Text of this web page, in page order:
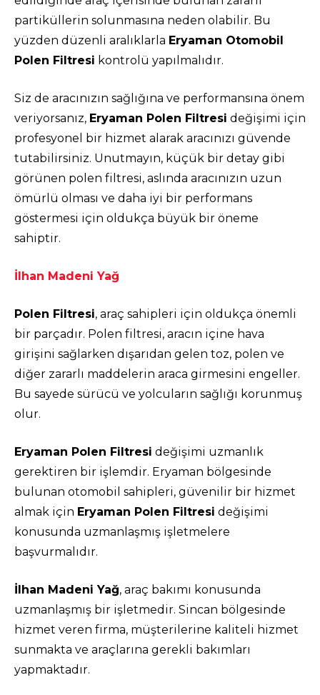
partiküllerin solunmasına neden olabilir. Bu
yüzden düzenli aralıklarla Eryaman Otomobil
Polen Filtresi kontrolü yapılmalıdır.
Siz de aracınızın sağlığına ve performansına önem
veriyorsanız, Eryaman Polen Filtresi değişimi için
profesyonel bir hizmet alarak aracınızı güvende
tutabilirsiniz. Unutmayın, küçük bir detay gibi
görünen polen filtresi, aslında aracınızın uzun
ömürlü olması ve daha iyi bir performans
göstermesi için oldukça büyük bir öneme
sahiptir.
İlhan Madeni Yağ
Polen Filtresi, araç sahipleri için oldukça önemli
bir parçadır. Polen filtresi, aracın içine hava
girişini sağlarken dışarıdan gelen toz, polen ve
diğer zararlı maddelerin araca girmesini engeller.
Bu sayede sürücü ve yolcuların sağlığı korunmuş
olur.
Eryaman Polen Filtresi değişimi uzmanlık
gerektiren bir işlemdir. Eryaman bölgesinde
bulunan otomobil sahipleri, güvenilir bir hizmet
almak için Eryaman Polen Filtresi değişimi
konusunda uzmanlaşmış işletmelere
başvurmalıdır.
İlhan Madeni Yağ, araç bakımı konusunda
uzmanlaşmış bir işletmedir. Sincan bölgesinde
hizmet veren firma, müşterilerine kaliteli hizmet
sunmakta ve araçlarına gerekli bakımları
yapmaktadır.